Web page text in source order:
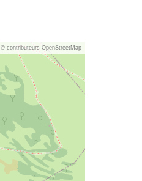
© contributeurs OpenStreetMap